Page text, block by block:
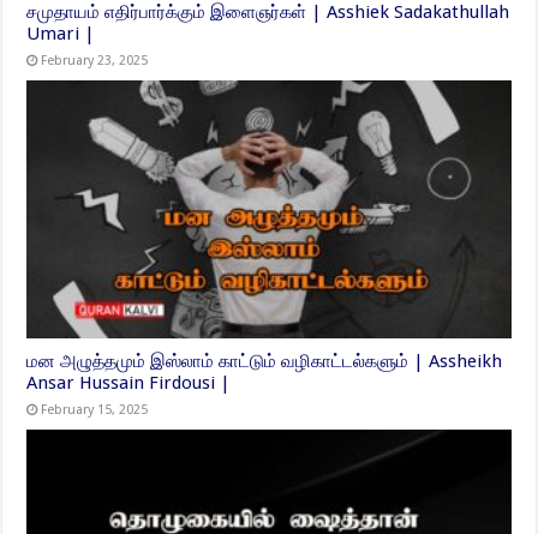
சமுதாயம் எதிர்பார்க்கும் இளைஞர்கள் | Asshiek Sadakathullah
Umari |
February 23, 2025
மன அழுத்தமும் இஸ்லாம் காட்டும் வழிகாட்டல்களும் | Assheikh
Ansar Hussain Firdousi |
February 15, 2025